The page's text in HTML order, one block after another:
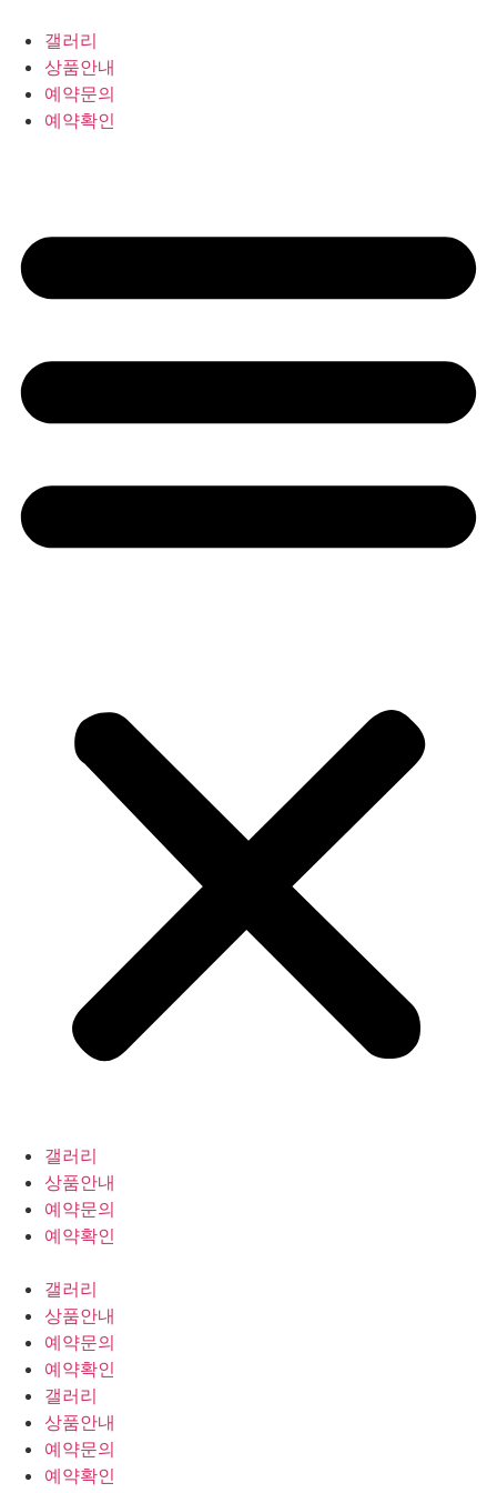
갤러리
상품안내
예약문의
예약확인
갤러리
상품안내
예약문의
예약확인
갤러리
상품안내
예약문의
예약확인
갤러리
상품안내
예약문의
예약확인